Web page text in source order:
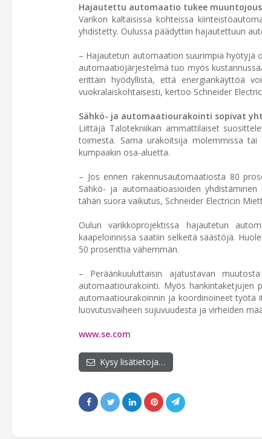
Hajautettu automaatio tukee
Varikon kaltaisissa kohteissa
yhdistetty. Oulussa päädyttiin hajautettuun
– Hajautetun automaation suurimpia hyötyjä
automaatiojärjestelmä tuo myös
erittäin hyödyllistä, että energiankäyttöä
vuokralaiskohtaisesti, kertoo Schneider
Sähkö- ja automaatiourakointi sopivat
Liittäjä Talotekniikan ammattilaiset
toimesta. Sama urakoitsija molemmissa
kumpaakin osa-aluetta.
– Jos ennen rakennusautomaatiosta 80
Sähkö- ja automaatioasioiden
tähän suora vaikutus, Schneider Electricin
Oulun varikkoprojektissa hajautetun
kaapeloinnissa saatiin selkeitä säästöjä.
50 prosenttia vähemmän.
– Peräänkuuluttaisin ajatustavan
automaatiourakointi. Myös
automaatiourakoinnin ja koordinoineet työtä
luovutusvaiheen sujuvuudesta ja virheiden
www.se.com
Kysy lisätietoja…